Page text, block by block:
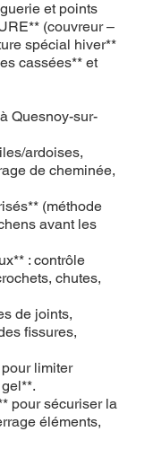
et points
(couvreur –
spécial hiver**
cassées** et
Quesnoy-sur-
ardoises,
de cheminée,
(méthode
avant les
: contrôle
chutes,
de joints,
fissures,
limiter
pour sécuriser la
éléments,